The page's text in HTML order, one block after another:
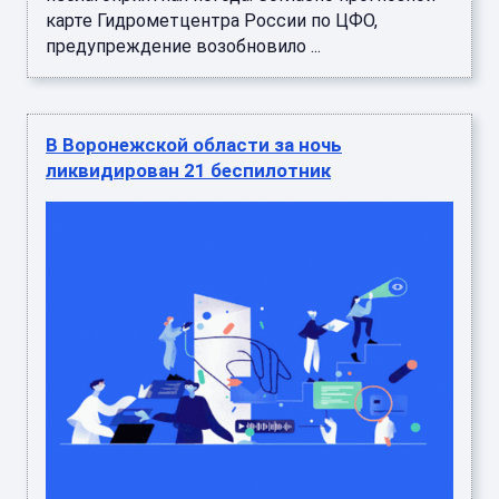
карте Гидрометцентра России по ЦФО,
предупреждение возобновило ...
В Воронежской области за ночь
ликвидирован 21 беспилотник